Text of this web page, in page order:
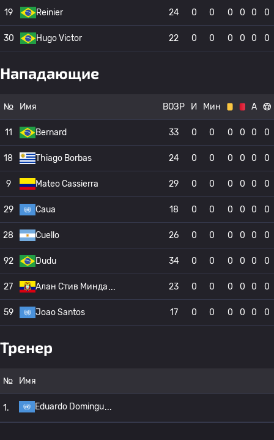
19 Reinier 24 0 0 0 0 0 0
30 Hugo Victor 22 0 0 0 0 0 0
Нападающие
№ Имя ВОЗР И Мин А
11 Bernard 33 0 0 0 0 0 0
18 Thiago Borbas 24 0 0 0 0 0 0
9 Mateo Cassierra 29 0 0 0 0 0 0
29 Caua 18 0 0 0 0 0 0
28 Cuello 26 0 0 0 0 0 0
92 Dudu 34 0 0 0 0 0 0
27 Алан Стив Минда 23 0 0 0 0 0 0
59 Joao Santos 17 0 0 0 0 0 0
Тренер
№ Имя
1. Eduardo Domingu